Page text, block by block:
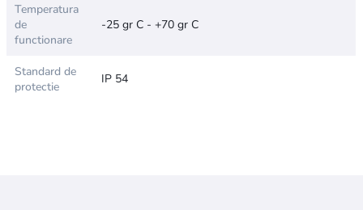
Temperatura
de
functionare
-25 gr C - +70 gr C
Standard de
protectie
IP 54